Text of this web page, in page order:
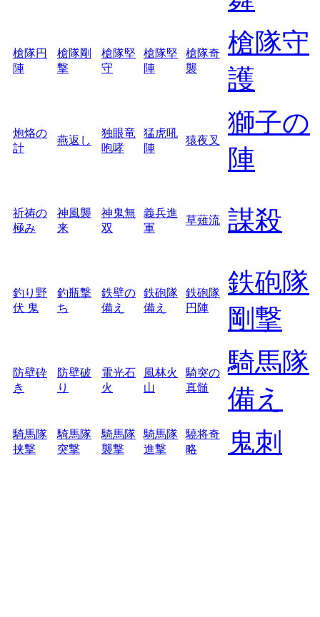
槍隊円
陣
槍隊剛
撃
槍隊堅
守
槍隊堅
陣
槍隊奇
襲
槍隊守
護
炮烙の
計
燕返し
独眼竜
咆哮
猛虎吼
陣
猿夜叉
獅子の
陣
祈祷の
極み
神風襲
来
神鬼無
双
義兵進
軍
草薙流 謀殺
釣り野
伏 鬼
釣瓶撃
ち
鉄壁の
備え
鉄砲隊
備え
鉄砲隊
円陣
鉄砲隊
剛撃
防壁砕
き
防壁破
り
電光石
火
風林火
山
騎突の
真髄
騎馬隊
備え
騎馬隊
挟撃
騎馬隊
突撃
騎馬隊
襲撃
騎馬隊
進撃
驍将奇
略
鬼刺